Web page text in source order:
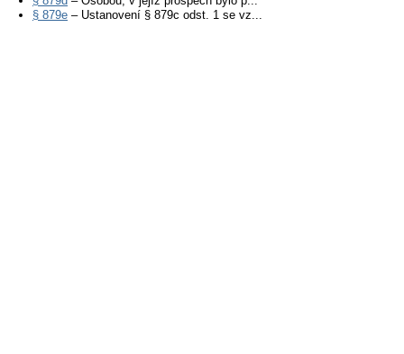
§ 879e – Ustanovení § 879c odst. 1 se vz...